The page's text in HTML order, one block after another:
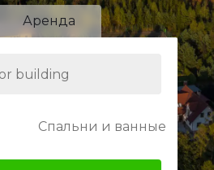
Аренда
Спальни и ванные